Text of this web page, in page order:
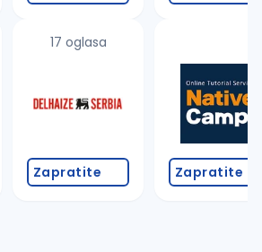
17 oglasa
Zapratite Zapratite